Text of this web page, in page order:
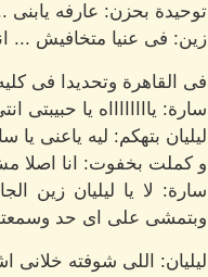
توحيدة بحزن: عارفه يابنى
زين: فى عنيا متخافيش ...
فى القاهرة وتحديدا فى
سارة: يااااااااه يا
ليليان بتهكم: ليه ياعنى
و كملت بخفوت: انا اصلا
سارة: لا يا ليليان زين
وبتمشى على اى حد وسمعته
ليليان: اللى شوفته